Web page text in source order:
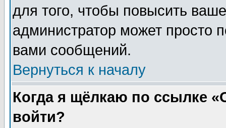
для того, чтобы повысить
администратор может просто
вами сообщений.
Вернуться к началу
Когда я щёлкаю по ссылке
войти?